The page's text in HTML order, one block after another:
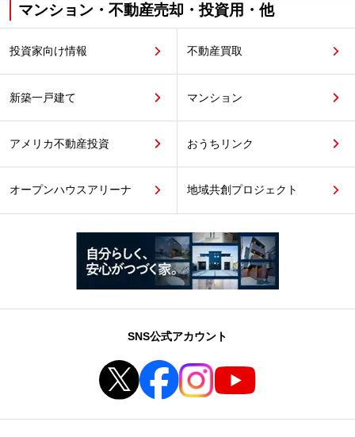
マンション・不動産売却・投資用・他
投資家向け情報 不動産買取
新築一戸建て マンション
アメリカ不動産投資 おうちリンク
オープンハウスアリーナ 地域共創プロジェクト
SNS公式アカウント